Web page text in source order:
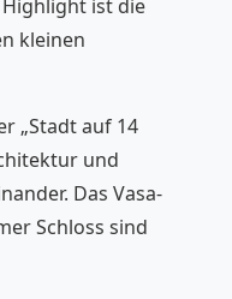
ist die
kleinen
„Stadt auf 14
und
Das Vasa-
Schloss sind